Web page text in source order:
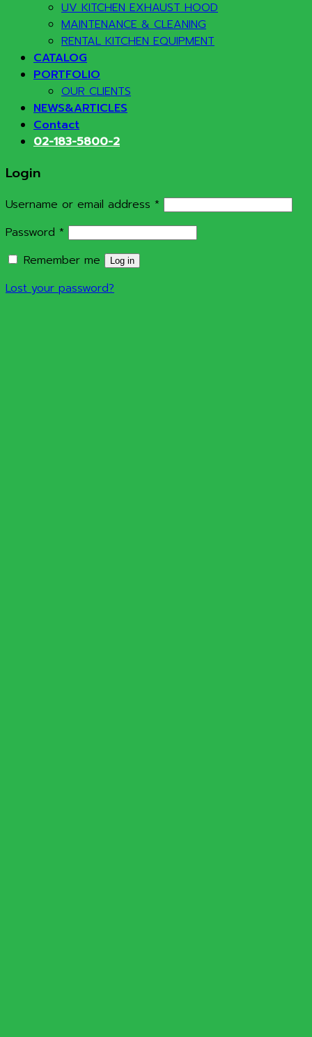
UV KITCHEN EXHAUST HOOD
MAINTENANCE & CLEANING
RENTAL KITCHEN EQUIPMENT
CATALOG
PORTFOLIO
OUR CLIENTS
NEWS&ARTICLES
Contact
02-183-5800-2
Login
Username or email address * Required
Password * Required
Remember me
Log in
Lost your password?